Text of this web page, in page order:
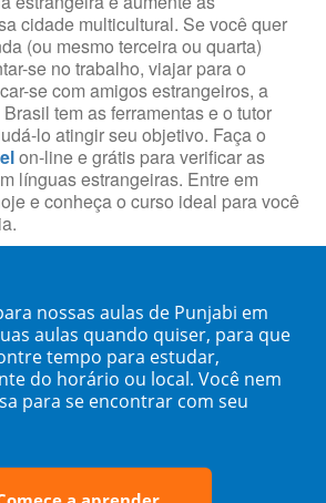
cidade multicultural. Se você quer
(ou mesmo terceira ou quarta)
se no trabalho, viajar para o
se com amigos estrangeiros, a
tem as ferramentas e o tutor
lo atingir seu objetivo. Faça o
on-line e grátis para verificar as
línguas estrangeiras. Entre em
e conheça o curso ideal para você
nossas aulas de Punjabi em
aulas quando quiser, para que
tempo para estudar,
do horário ou local. Você nem
para se encontrar com seu